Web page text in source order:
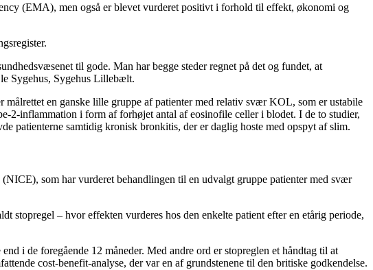
(EMA), men også er blevet vurderet positivt i forhold til effekt, økonomi og
til gode. Man har begge steder regnet på det og fundet, at
Sygehus, Sygehus Lillebælt.
en ganske lille gruppe af patienter med relativ svær KOL, som er ustabile
2-inflammation i form af forhøjet antal af eosinofile celler i blodet. I de to studier,
patienterne samtidig kronisk bronkitis, der er daglig hoste med opspyt af slim.
som har vurderet behandlingen til en udvalgt gruppe patienter med svær
stopregel – hvor effekten vurderes hos den enkelte patient efter en etårig periode,
i de foregående 12 måneder. Med andre ord er stopreglen et håndtag til at
cost-benefit-analyse, der var en af grundstenene til den britiske godkendelse.